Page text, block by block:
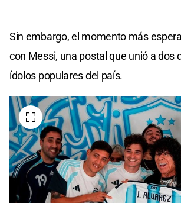
Sin embargo, el momento más
con Messi, una postal que unió a dos
ídolos populares del país.